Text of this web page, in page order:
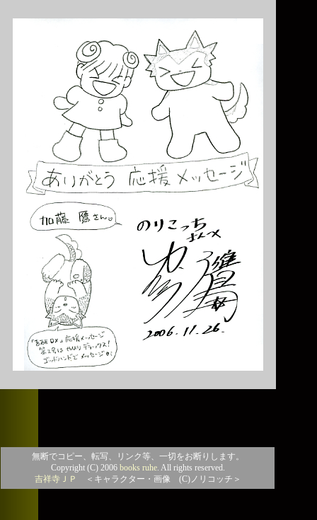
無断でコピー、転写、リンク等、一切をお断りします。
Copyright (C) 2006 books ruhe. All rights reserved.
吉祥寺ＪＰ
＜キャラクター・画像 (C)ノリコッチ＞